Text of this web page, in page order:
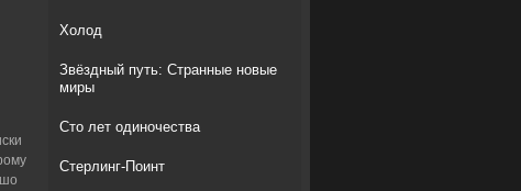
Холод
Звёздный путь: Странные новые
миры
Сто лет одиночества
Стерлинг-Поинт